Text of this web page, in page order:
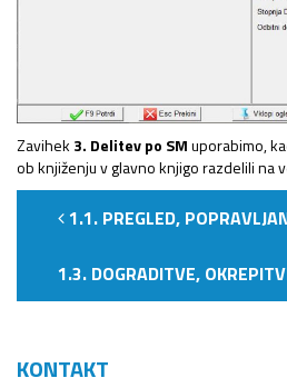
Zavihek 3. Delitev po SMuporabimo,
ob knjiženju v glavno knjigo razdelili na
1.1. PREGLED,
1.3. DOGRADITVE,
KONTAKT